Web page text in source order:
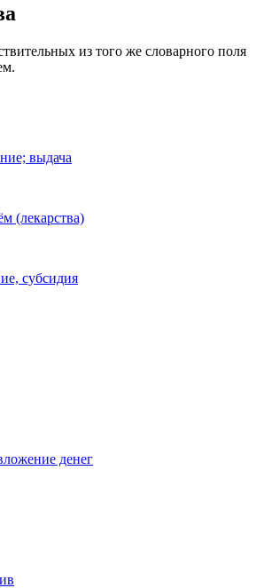
из того же словарного поля
выдача
(лекарства)
субсидия
денег